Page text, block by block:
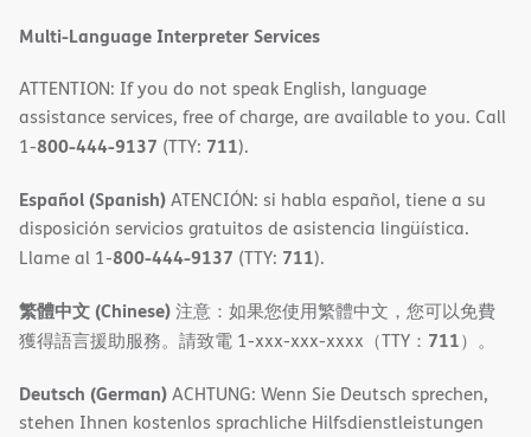
Multi-Language Interpreter Services
ATTENTION: If you do not speak English, language
assistance services, free of charge, are available to you. Call
1-800-444-9137 (TTY: 711).
Español (Spanish)ATENCIÓN: si habla español, tiene a su
disposición servicios gratuitos de asistencia lingüística.
Llame al 1-800-444-9137 (TTY: 711).
繁體中文 (Chinese)注意：如果您使用繁體中文，您可以免費
獲得語言援助服務。請致電 1-xxx-xxx-xxxx（TTY： 711）。
Deutsch (German)ACHTUNG: Wenn Sie Deutsch sprechen,
stehen Ihnen kostenlos sprachliche Hilfsdienstleistungen